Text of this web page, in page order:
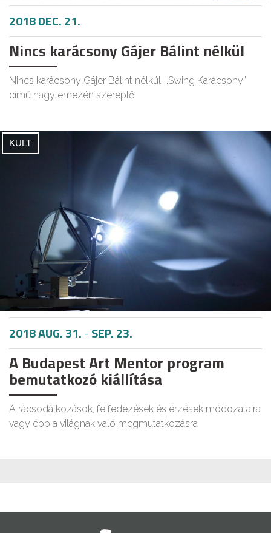
2018 DEC. 21.
Nincs karácsony Gájer Bálint nélkül
Nincs karácsony Gájer Bálint nélkül! „Swing Karácsony”
című nagylemezén szereplő
KULT
2018 AUG. 31.-SEP. 23.
A Budapest Art Mentor program
bemutatkozó kiállítása
A rácsodálkozások, felfedezések és érzések módozataira
vagy épp a világnak való megmutatkozásra